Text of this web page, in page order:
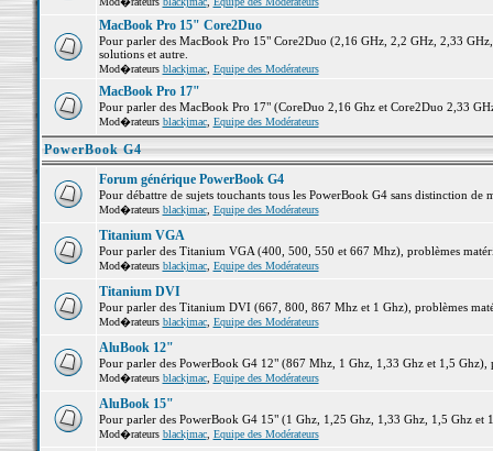
MacBook Pro 15" Core2Duo
Pour parler des MacBook Pro 15" Core2Duo (2,16 GHz, 2,2 GHz, 2,33
solutions et autre.
Mod�rateurs blackjmac, Equipe des Modérateurs
MacBook Pro 17"
Pour parler des MacBook Pro 17" (CoreDuo 2,16 Ghz et Core2Duo 2,33
Mod�rateurs blackjmac, Equipe des Modérateurs
PowerBook G4
Forum générique PowerBook G4
Pour débattre de sujets touchants tous les PowerBook G4 sans distinction de
Mod�rateurs blackjmac, Equipe des Modérateurs
Titanium VGA
Pour parler des Titanium VGA (400, 500, 550 et 667 Mhz), problèmes
Mod�rateurs blackjmac, Equipe des Modérateurs
Titanium DVI
Pour parler des Titanium DVI (667, 800, 867 Mhz et 1 Ghz), problèmes
Mod�rateurs blackjmac, Equipe des Modérateurs
AluBook 12"
Pour parler des PowerBook G4 12" (867 Mhz, 1 Ghz, 1,33 Ghz et 1,5 Ghz),
Mod�rateurs blackjmac, Equipe des Modérateurs
AluBook 15"
Pour parler des PowerBook G4 15" (1 Ghz, 1,25 Ghz, 1,33 Ghz, 1,5 Ghz et
Mod�rateurs blackjmac, Equipe des Modérateurs